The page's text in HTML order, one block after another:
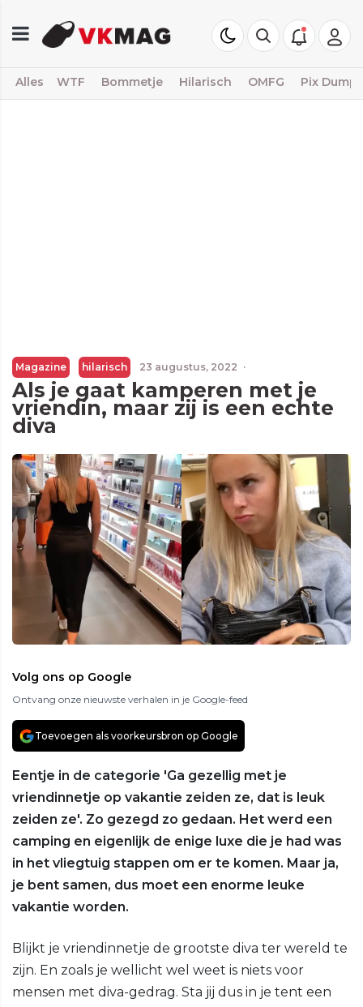
Alles WTF Bommetje Hilarisch OMFG Pix Dump
Magazine hilarisch 23 augustus, 2022 ·
Als je gaat kamperen met je
vriendin, maar zij is een echte
diva
Volg ons op Google
Ontvang onze nieuwste verhalen in je Google-feed
Toevoegen als voorkeursbron op Google
Eentje in de categorie 'Ga gezellig met je
vriendinnetje op vakantie zeiden ze, dat is leuk
zeiden ze'. Zo gezegd zo gedaan. Het werd een
camping en eigenlijk de enige luxe die je had was
in het vliegtuig stappen om er te komen. Maar ja,
je bent samen, dus moet een enorme leuke
vakantie worden.
Blijkt je vriendinnetje de grootste diva ter wereld te
zijn. En zoals je wellicht wel weet is niets voor
mensen met diva-gedrag. Sta jij dus in je tent een